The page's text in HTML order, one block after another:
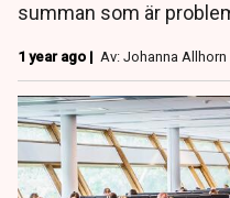
summan som är
1 year ago | Av: Johanna Allhorn